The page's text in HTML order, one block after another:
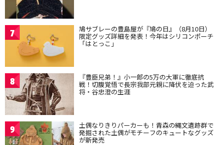
7 鳩サブレーの豊島屋が『鳩の日』（8月10日）
限定グッズ詳細を発表！今年はシリコンポーチ
「はとっこ」
8 『豊臣兄弟！』小一郎の5万の大軍に徹底抗
戦！切腹覚悟で長宗我部元親に降伏を迫った武
将・谷忠澄の生涯
9 土偶なりきりパーカーも！青森の縄文遺跡群で
発掘された土偶がモチーフのキュートなグッズ
が新発売